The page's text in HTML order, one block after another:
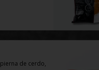
de cerdo,